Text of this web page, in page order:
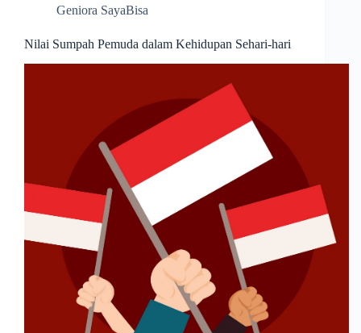
Geniora SayaBisa
Nilai Sumpah Pemuda dalam Kehidupan Sehari-hari